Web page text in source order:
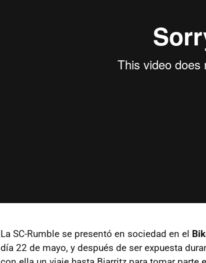
La SC-Rumble se presentó en sociedad en el
día 22 de mayo, y después de ser expuesta